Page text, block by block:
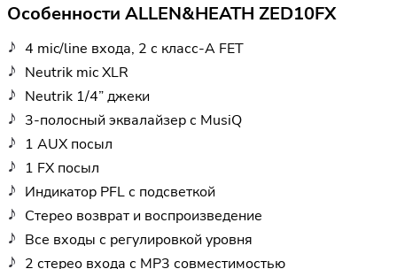
Особенности ALLEN&HEATH ZED10FX
4 mic/line входа, 2 с класс-А FET
Neutrik mic XLR
Neutrik 1/4” джеки
3-полосный эквалайзер с MusiQ
1 AUX посыл
1 FX посыл
Индикатор PFL с подсветкой
Стерео возврат и воспроизведение
Все входы с регулировкой уровня
2 стерео входа с МР3 совместимостью